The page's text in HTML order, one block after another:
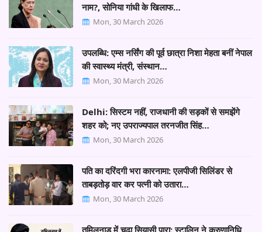
नाम?, सोनिया गांधी के खिलाफ…
Mon, 30 March 2026
उपलब्धि: एम्स नर्सिंग की पूर्व छात्रा निशा मेहता बनीं नेपाल
की स्वास्थ्य मंत्री, संस्थान…
Mon, 30 March 2026
Delhi: सिस्टम नहीं, राजधानी की सड़कों से समझेंगे
शहर को; नए उपराज्यपाल तरनजीत सिंह…
Mon, 30 March 2026
पति का दरिंदगी भरा कारनामा: एलपीजी सिलिंडर से
ताबड़तोड़ वार कर पत्नी को उतारा…
Mon, 30 March 2026
तमिलनाडु में चढ़ा सियासी पारा: स्टालिन ने करुणानिधि